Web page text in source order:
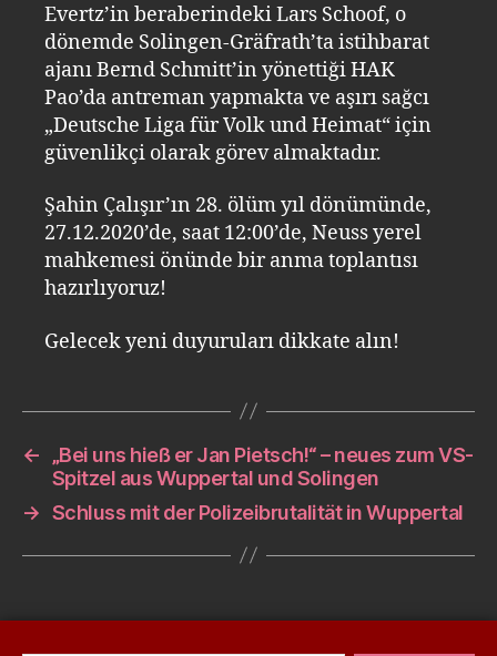
Evertz’in beraberindeki Lars Schoof, o
dönemde Solingen-Gräfrath’ta istihbarat
ajanı Bernd Schmitt’in yönettiği HAK
Pao’da antreman yapmakta ve aşırı sağcı
„Deutsche Liga für Volk und Heimat“ için
güvenlikçi olarak görev almaktadır.
Şahin Çalışır’ın 28. ölüm yıl dönümünde,
27.12.2020’de, saat 12:00’de, Neuss yerel
mahkemesi önünde bir anma toplantısı
hazırlıyoruz!
Gelecek yeni duyuruları dikkate alın!
←
„Bei uns hieß er Jan Pietsch!“ – neues zum VS-
Spitzel aus Wuppertal und Solingen
→ Schluss mit der Polizeibrutalität in Wuppertal